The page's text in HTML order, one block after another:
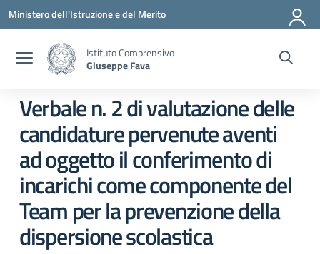
Vai ai contenuti
Vai al menu di navigazione
Vai al footer
Ministero dell'Istruzione e del Merito
Istituto Comprensivo
Giuseppe Fava
Verbale n. 2 di valutazione delle
candidature pervenute aventi
ad oggetto il conferimento di
incarichi come componente del
Team per la prevenzione della
dispersione scolastica